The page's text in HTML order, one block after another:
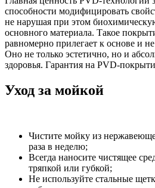
способности модифицировать
не нарушая при этом
основного материала. Такое
равномерно прилегает к основе и
Оно не только эстетично, но и
здоровья. Гарантия на PVD-
Уход за мойкой
Чистите мойку из
раза в неделю;
Всегда наносите чистящее
тряпкой или губкой;
Не используйте стальные